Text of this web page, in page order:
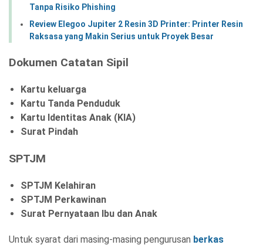
Tanpa Risiko Phishing
Review Elegoo Jupiter 2 Resin 3D Printer: Printer Resin
Raksasa yang Makin Serius untuk Proyek Besar
Dokumen Catatan Sipil
Kartu keluarga
Kartu Tanda Penduduk
Kartu Identitas Anak (KIA)
Surat Pindah
SPTJM
SPTJM Kelahiran
SPTJM Perkawinan
Surat Pernyataan Ibu dan Anak
Untuk syarat dari masing-masing pengurusan berkas